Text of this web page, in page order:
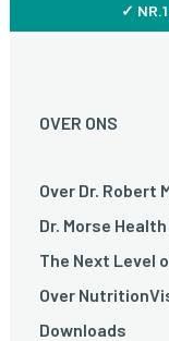
✓
OVER ONS
Over Dr. Robert
Dr. Morse
The Next Level
Over
Downloads